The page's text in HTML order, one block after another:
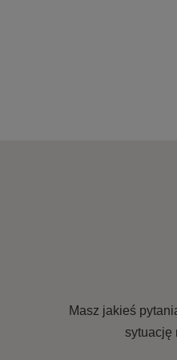
Masz jakieś
sytuację